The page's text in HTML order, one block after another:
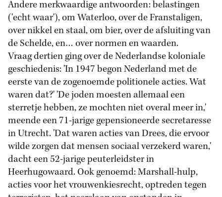
Andere merkwaardige antwoorden: belastingen
('echt waar'), om Waterloo, over de Franstaligen,
over nikkel en staal, om bier, over de afsluiting van
de Schelde, en… over normen en waarden.
Vraag dertien ging over de Nederlandse koloniale
geschiedenis: 'In 1947 begon Nederland met de
eerste van de zogenoemde politionele acties. Wat
waren dat?' 'De joden moesten allemaal een
sterretje hebben, ze mochten niet overal meer in,'
meende een 71-jarige gepensioneerde secretaresse
in Utrecht. 'Dat waren acties van Drees, die ervoor
wilde zorgen dat mensen sociaal verzekerd waren,'
dacht een 52-jarige peuterleidster in
Heerhugowaard. Ook genoemd: Marshall-hulp,
acties voor het vrouwenkiesrecht, optreden tegen